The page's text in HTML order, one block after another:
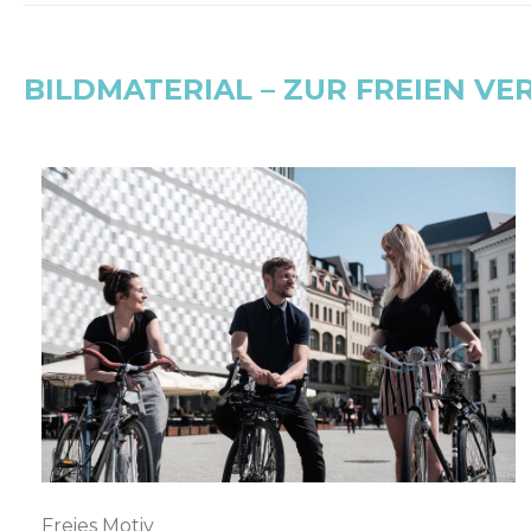
BILDMATERIAL – ZUR FREIEN
Freies Motiv